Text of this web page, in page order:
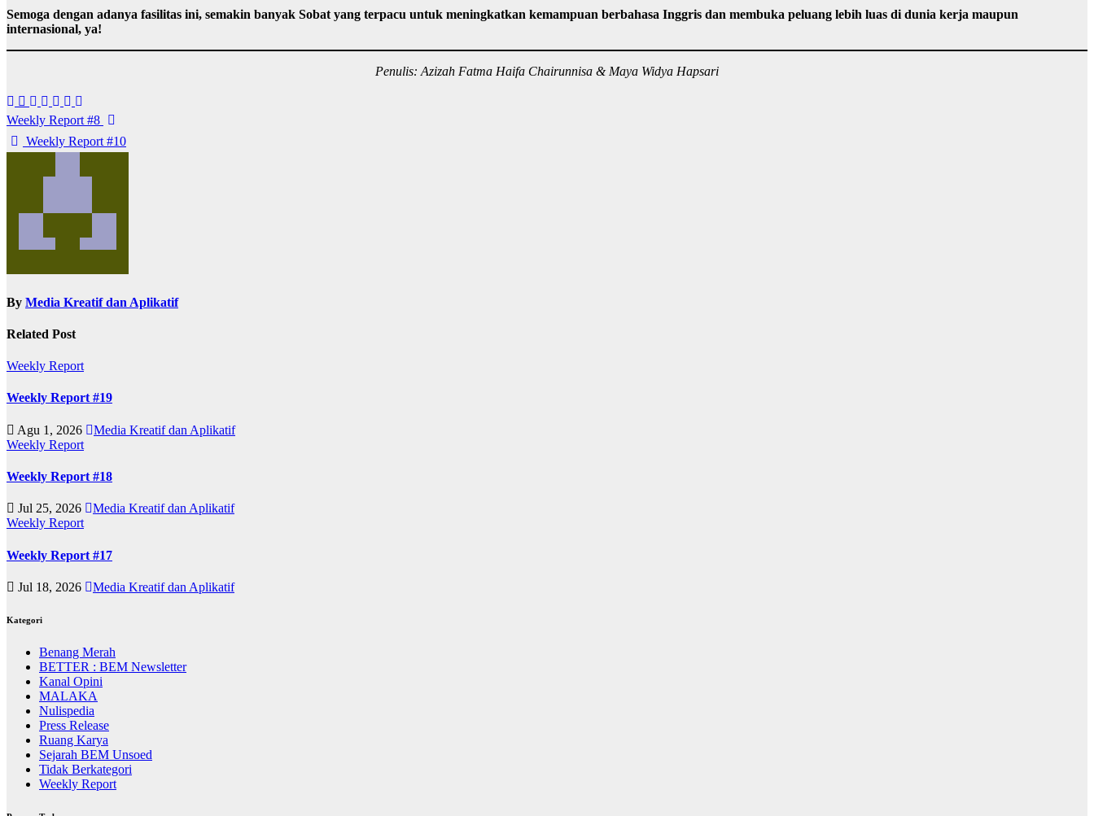
Semoga dengan adanya fasilitas ini, semakin banyak Sobat yang terpacu untuk meningkatkan kemampuan berbahasa Inggris dan membuka peluang lebih luas di dunia kerja maupun
internasional, ya!
Penulis: Azizah Fatma Haifa Chairunnisa & Maya Widya Hapsari
Navigasi
pos
Weekly Report #8
Weekly Report #10
By Media Kreatif dan Aplikatif
Related Post
Weekly Report
Weekly Report #19
Agu 1, 2026
Media Kreatif dan Aplikatif
Weekly Report
Weekly Report #18
Jul 25, 2026
Media Kreatif dan Aplikatif
Weekly Report
Weekly Report #17
Jul 18, 2026 Media Kreatif dan Aplikatif
Kategori
Benang Merah
BETTER : BEM Newsletter
Kanal Opini
MALAKA
Nulispedia
Press Release
Ruang Karya
Sejarah BEM Unsoed
Tidak Berkategori
Weekly Report